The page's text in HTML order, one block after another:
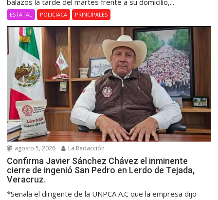
balazos la tarde del martes frente a su domicilio,...
ESTATAL POLICIACA PRINCIPALES
agosto 5, 2026 La Redacción
Confirma Javier Sánchez Chávez el inminente
cierre de ingenió San Pedro en Lerdo de Tejada,
Veracruz.
*Señala el dirigente de la UNPCA A.C que la empresa dijo